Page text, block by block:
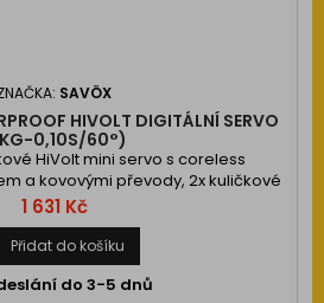
SAVÖX
HIVOLT DIGITÁLNÍ SERVO
0,10S/60°)
HiVolt mini servo s coreless
a kovovými převody, 2x kuličkové
7,4V a 0,11/0,1s na 6,0/7,4V, váha
Provozní…
Cena
1 631 Kč
Přidat do košíku
do 3-5 dnů